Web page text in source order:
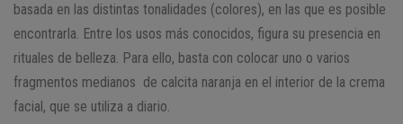
basada en las distintas tonalidades (colores), en las que es posible
encontrarla. Entre los usos más conocidos, figura su presencia en
rituales de belleza. Para ello, basta con colocar uno o varios
fragmentos medianos de calcita naranja en el interior de la crema
facial, que se utiliza a diario.